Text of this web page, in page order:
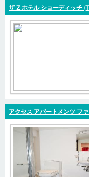
ザ Z ホテル ショーディッチ
アクセス アパートメンツ フ